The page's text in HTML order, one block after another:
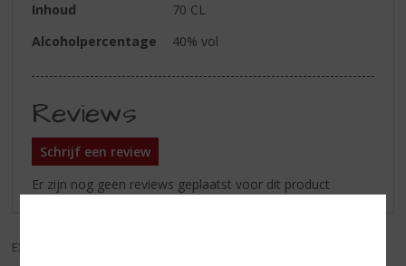
Inhoud
70 CL
Alcoholpercentage
40% vol
Reviews
Schrijf een review
Er zijn nog geen reviews geplaatst voor dit product
EXCL. BTW